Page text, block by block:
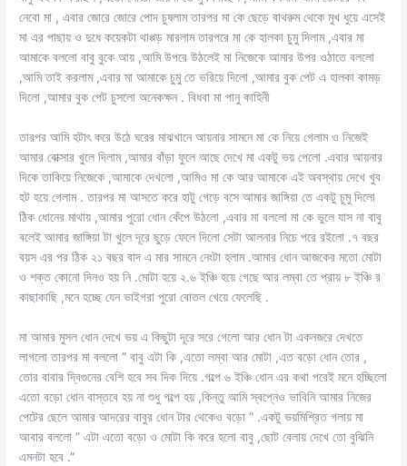
নেবো মা , এবার জোরে জোরে পোদ চুষলাম তারপর মা কে ছেড়ে বাথরুম থেকে মুখ ধুয়ে এসেই
মা এর পাছায় ও দুধে কয়েকটা থাপ্পড় মারলাম তারপরে মা কে হালকা চুমু দিলাম ,এবার মা
আমাকে বললো বাবু বুকে আয় ,আমি উপরে উঠলেই মা নিজেকে আমার উপর ওঠাতে বললো
,আমি তাই করলাম ,এবার মা আমাকে চুমু তে ভরিয়ে দিলো ,আমার বুক পেট এ হালকা কামড়
দিলো ,আমার বুক পেট চুসলো অনেকক্ষন . বিধবা মা পানু কাহিনী
তারপর আমি হটাৎ করে উঠে ঘরের মাঝখানে আয়নার সামনে মা কে নিয়ে গেলাম ও নিজেই
আমার বোক্সার খুলে দিলাম ,আমার বাঁড়া ফুলে আছে দেখে মা একটু ভয় পেলো .এবার আয়নার
দিকে তাকিয়ে নিজেকে ,আমাকে দেখলো ,আমিও মা কে আর আমাকে এই অবস্থায় দেখে খুব
হট হয়ে গেলাম . তারপর মা আসতে করে হাটু গেড়ে বসে আমার জাঙ্গিয়া তে একটু চুমু দিলো
ঠিক ধোনের মাথায় ,আমার পুরো ধোন কেঁপে উঠলো ,এবার মা বললো মা কে ভুলে যাস না বাবু
বলেই আমার জাঙ্গিয়া টা খুলে দূরে ছুড়ে ফেলে দিলো সেটা আলনার নিচে পরে রইলো .৭ বছর
বয়স এর পর ঠিক ২১ বছর বাদ এ মার সামনে নেংটা হলাম .আমার ধোন আজকের মতো মোটা
ও শক্ত কোনো দিনও হয় নি .মোটা হয়ে ২.৬ ইঞ্চি হয়ে গেছে আর লম্বা তে প্রায় ৮ ইঞ্চি র
কাছাকাছি ,মনে হচ্ছে যেন ভাইগরা পুরো বোতল খেয়ে ফেলেছি .
মা আমার মুসল ধোন দেখে ভয় এ কিছুটা দূরে সরে গেলো আর ধোন টা একনজরে দেখতে
লাগলো তারপর মা বললো ” বাবু এটা কি ,এতো লম্বা আর মোটা ,এত বড়ো ধোন তোর ,
তোর বাবার দ্বিগুনের বেশি হবে সব দিক দিয়ে .গল্পে ৬ ইঞ্চি ধোন এর কথা পরেই মনে হচ্ছিলো
এতো বড়ো ধোন বাস্তবে হয় না শুধু গল্পে হয় ,কিন্তু আমি স্বপ্নেও ভাবিনি আমার নিজের
পেটের ছেলে আমার আদরের বাবুর ধোন টার থেকেও বড়ো ” .একটু ভয়মিশ্রিত গলায় মা
আবার বললো ” এটা এতো বড়ো ও মোটা কি করে হলো বাবু ,ছোট বেলায় দেখে তো বুঝিনি
এমনটা হবে .”